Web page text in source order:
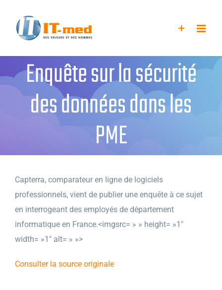
contenu
Enquête sur la sécurité
des données dans les
PME
Capterra, comparateur en ligne de logiciels
professionnels, vient de publier une enquête à ce sujet
en interrogeant des employés de département
informatique en France.<imgsrc= » » height= »1″
width= »1″ alt= » »>
Consulter la source originale